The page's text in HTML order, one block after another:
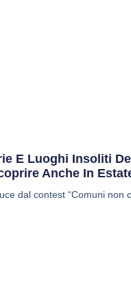
E Luoghi Insoliti
Anche In
dal contest “Comuni non